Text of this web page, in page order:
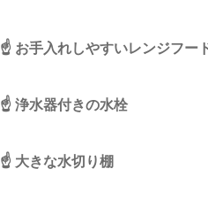
☝️ お手入れしやすいレンジフー
☝️ 浄水器付きの水栓
☝️ 大きな水切り棚